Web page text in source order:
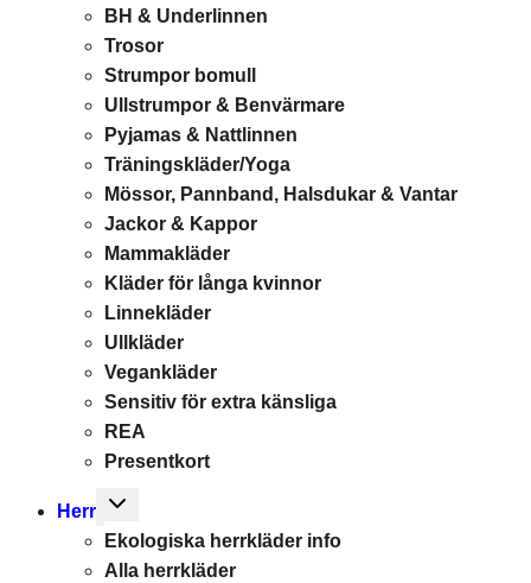
BH & Underlinnen
Trosor
Strumpor bomull
Ullstrumpor & Benvärmare
Pyjamas & Nattlinnen
Träningskläder/Yoga
Mössor, Pannband, Halsdukar & Vantar
Jackor & Kappor
Mammakläder
Kläder för långa kvinnor
Linnekläder
Ullkläder
Vegankläder
Sensitiv för extra känsliga
REA
Presentkort
Herr
Toggle
menu
Ekologiska herrkläder info
Alla herrkläder